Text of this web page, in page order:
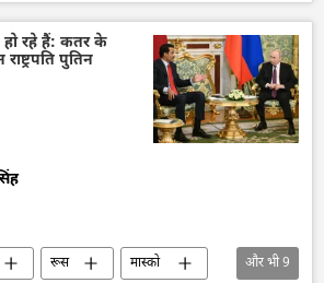
व्हाइट हाउस
वाशिंगटन डीसी
व्लादिमीर पुतिन
रहे हैं: कतर के
पुतिन
रूस
मास्को
और भी9